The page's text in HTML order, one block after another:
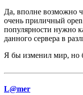
Да, вполне возможно
очень приличный
популярности нужно
данного сервера в
Я бы изменил мир, но
L@mer